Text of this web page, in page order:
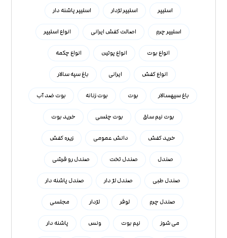
اسلیپر اسلیپر لژدار اسلیپر پاشنه دار
اسلیپر چرم اصالت کفش ایرانی انواع اسلیپر
انواع بوت انواع پوتین انواع چکمه
انواع کفش ایرانی باغ سپه سالار
باغ سپهسالار بوت بوت زنانه بوت ضد آب
بوت نیم ساق بوت چلسی خرید بوت
خرید کفش دانش عمومی زیره کفش
صندل صندل تخت صندل رو فرشی
صندل طبی صندل لژ دار صندل پاشنه دار
صندل چرم لوفر لژدار مجلسی
می شوز نیم بوت ونس پاشنه دار